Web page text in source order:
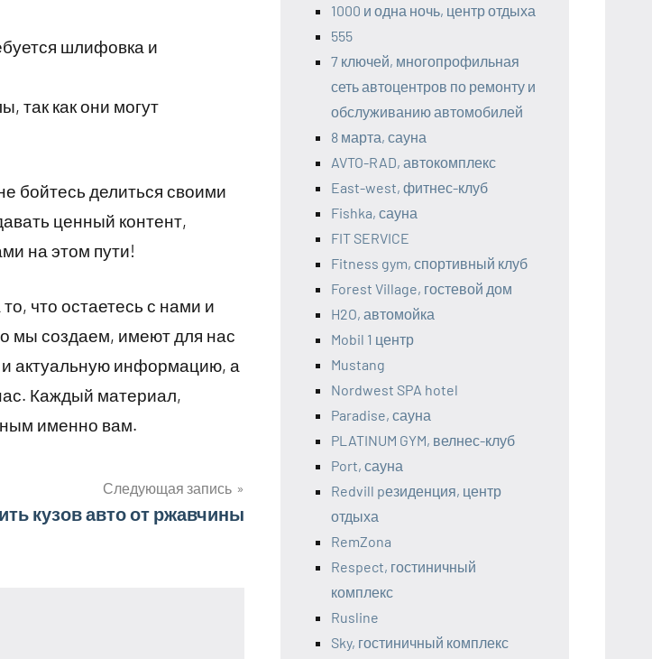
шлифовка и
так как они могут
бойтесь делиться своими
ценный контент,
на этом пути!
что остаетесь с нами и
мы создаем, имеют для нас
актуальную информацию, а
Каждый материал,
именно вам.
Следующая запись
кузов авто от ржавчины
1000 и одна ночь, центр отдыха
555
7 ключей, многопрофильная
сеть автоцентров по ремонту и
обслуживанию автомобилей
8 марта, сауна
AVTO-RAD, автокомплекс
East-west, фитнес-клуб
Fishka, сауна
FIT SERVICE
Fitness gym, спортивный клуб
Forest Village, гостевой дом
H2O, автомойка
Mobil 1 центр
Mustang
Nordwest SPA hotel
Paradise, сауна
PLATINUM GYM, велнес-клуб
Port, сауна
Redvill pезиденция, центр
отдыха
RemZona
Respect, гостиничный
комплекс
Rusline
Sky, гостиничный комплекс